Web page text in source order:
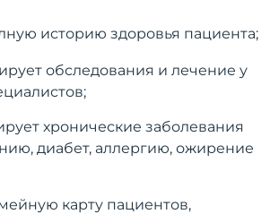
историю здоровья пациента;
обследования и лечение у
хронические заболевания
диабет, аллергию, ожирение
карту пациентов,